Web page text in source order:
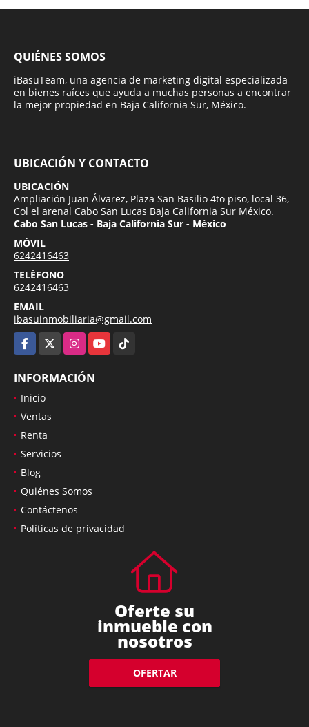
QUIÉNES SOMOS
iBasuTeam, una agencia de marketing digital especializada
en bienes raíces que ayuda a muchas personas a encontrar
la mejor propiedad en Baja California Sur, México.
UBICACIÓN Y CONTACTO
UBICACIÓN
Ampliación Juan Álvarez, Plaza San Basilio 4to piso, local 36,
Col el arenal Cabo San Lucas Baja California Sur México.
Cabo San Lucas - Baja California Sur - México
MÓVIL
6242416463
TELÉFONO
6242416463
EMAIL
ibasuinmobiliaria@gmail.com
Facebook
InstagramYouTubeTikTok
INFORMACIÓN
Inicio
Ventas
Renta
Servicios
Blog
Quiénes Somos
Contáctenos
Políticas de privacidad
Oferte su
inmueble con
nosotros
OFERTAR